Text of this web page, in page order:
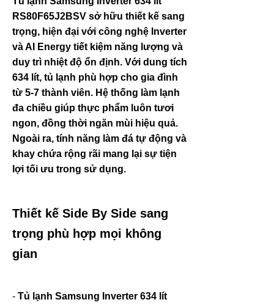
RS80F65J2BSV sở hữu thiết kế sang
trọng, hiện đại với công nghệ Inverter
và AI Energy tiết kiệm năng lượng và
duy trì nhiệt độ ổn định. Với dung tích
634 lít, tủ lạnh phù hợp cho gia đình
từ 5-7 thành viên. Hệ thống làm lạnh
đa chiều giúp thực phẩm luôn tươi
ngon, đồng thời ngăn mùi hiệu quả.
Ngoài ra, tính năng làm đá tự động và
khay chứa rộng rãi mang lại sự tiện
lợi tối ưu trong sử dụng.
Thiết kế Side By Side sang
trọng phù hợp mọi không
gian
- Tủ lạnh Samsung Inverter 634 lít